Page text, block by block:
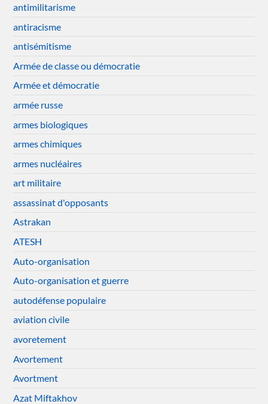
antimilitarisme
antiracisme
antisémitisme
Armée de classe ou démocratie
Armée et démocratie
armée russe
armes biologiques
armes chimiques
armes nucléaires
art militaire
assassinat d'opposants
Astrakan
ATESH
Auto-organisation
Auto-organisation et guerre
autodéfense populaire
aviation civile
avoretement
Avortement
Avortment
Azat Miftakhov